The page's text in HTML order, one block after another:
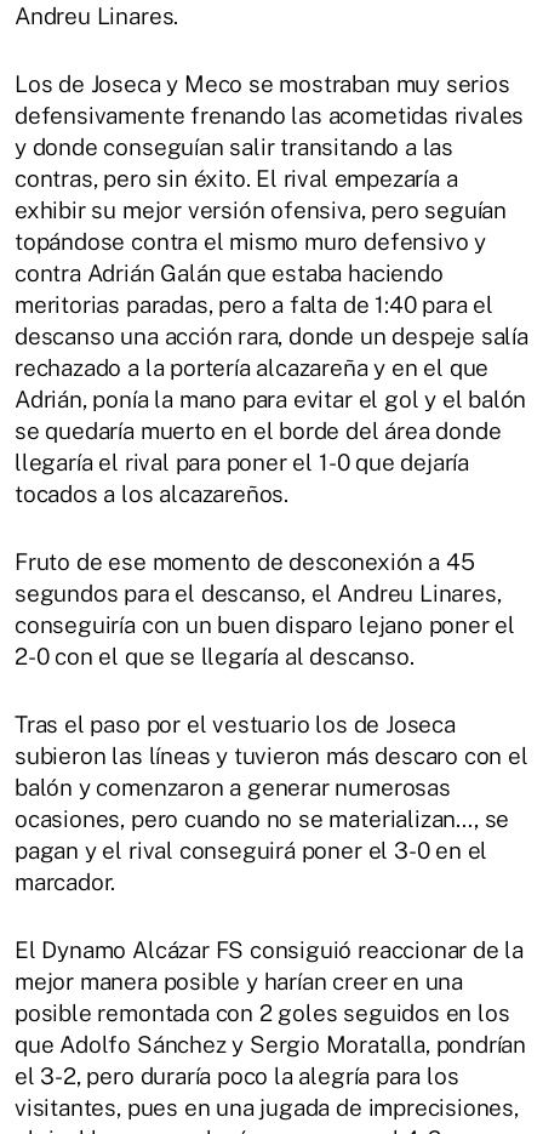
Andreu Linares.
Los de Joseca y Meco se mostraban muy serios
defensivamente frenando las acometidas rivales
y donde conseguían salir transitando a las
contras, pero sin éxito. El rival empezaría a
exhibir su mejor versión ofensiva, pero seguían
topándose contra el mismo muro defensivo y
contra Adrián Galán que estaba haciendo
meritorias paradas, pero a falta de 1:40 para el
descanso una acción rara, donde un despeje salía
rechazado a la portería alcazareña y en el que
Adrián, ponía la mano para evitar el gol y el balón
se quedaría muerto en el borde del área donde
llegaría el rival para poner el 1-0 que dejaría
tocados a los alcazareños.
Fruto de ese momento de desconexión a 45
segundos para el descanso, el Andreu Linares,
conseguiría con un buen disparo lejano poner el
2-0 con el que se llegaría al descanso.
Tras el paso por el vestuario los de Joseca
subieron las líneas y tuvieron más descaro con el
balón y comenzaron a generar numerosas
ocasiones, pero cuando no se materializan…, se
pagan y el rival conseguirá poner el 3-0 en el
marcador.
El Dynamo Alcázar FS consiguió reaccionar de la
mejor manera posible y harían creer en una
posible remontada con 2 goles seguidos en los
que Adolfo Sánchez y Sergio Moratalla, pondrían
el 3-2, pero duraría poco la alegría para los
visitantes, pues en una jugada de imprecisiones,